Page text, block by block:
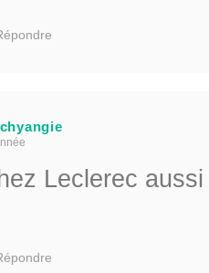
Leclerec